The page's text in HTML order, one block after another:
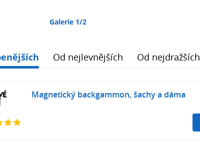
Galerie 1/2
Od nejlevnějších Od nejdražších
Magnetický backgammon, šachy a dáma